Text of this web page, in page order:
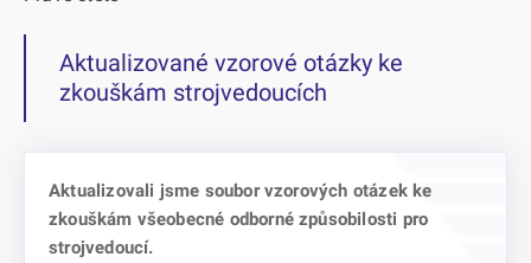
Aktualizovali jsme soubor vzorových otázek ke
zkouškám všeobecné odborné způsobilosti pro
strojvedoucí.
Aktualizované vzorové otázky ke
zkouškám strojvedoucích